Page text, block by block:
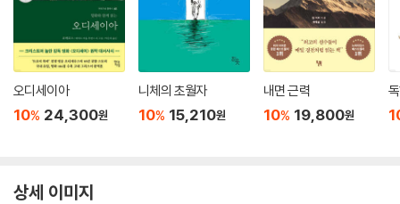
오디세이아
10% 24,300원
니체의 초월자
10% 15,210원
내면 근력
10% 19,800원
상세 이미지